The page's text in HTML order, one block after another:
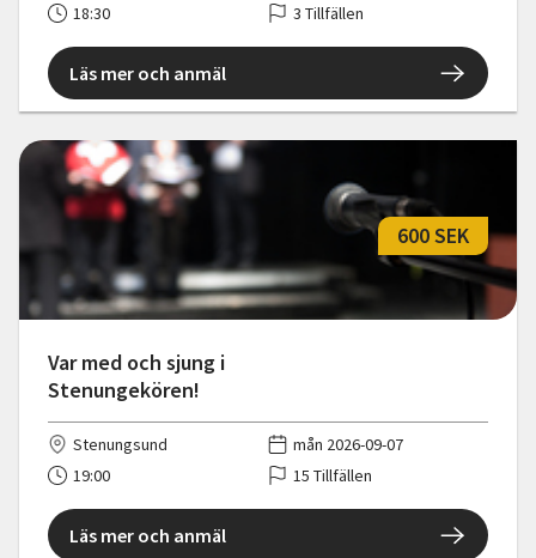
18:30
3 Tillfällen
Läs mer och anmäl
Var med och sjung i
Stenungekören!
600 SEK
Stenungsund
mån 2026-09-07
19:00
15 Tillfällen
Läs mer och anmäl